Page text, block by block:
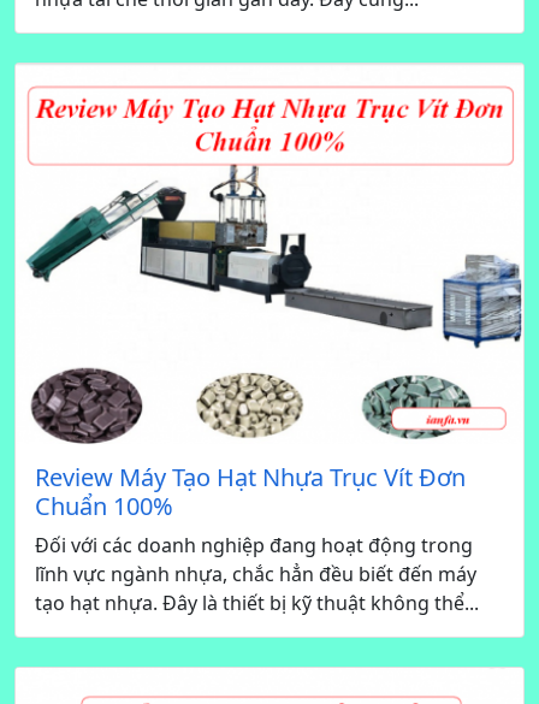
Review Máy Tạo Hạt Nhựa Trục Vít Đơn
Chuẩn 100%
Đối với các doanh nghiệp đang hoạt động trong
lĩnh vực ngành nhựa, chắc hẳn đều biết đến máy
tạo hạt nhựa. Đây là thiết bị kỹ thuật không thể...